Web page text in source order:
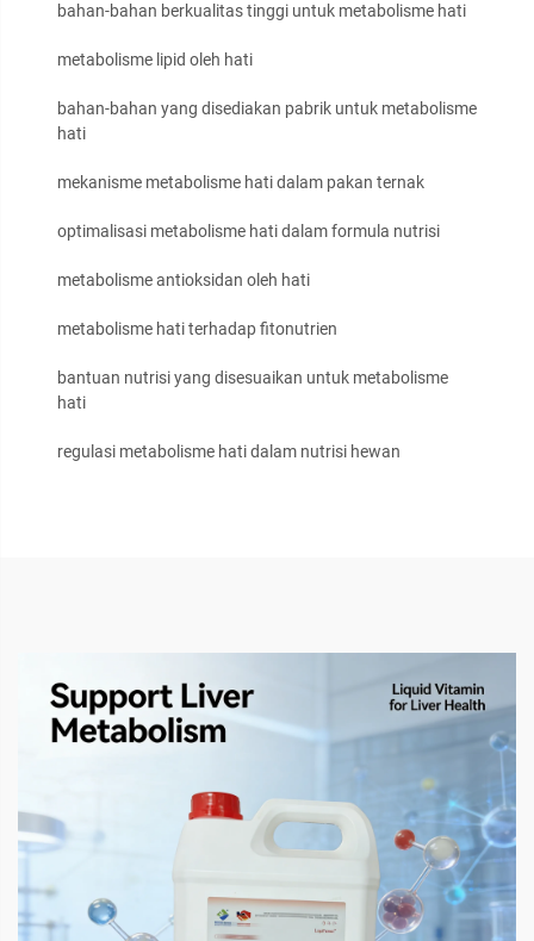
bahan-bahan berkualitas tinggi untuk metabolisme hati
metabolisme lipid oleh hati
bahan-bahan yang disediakan pabrik untuk metabolisme
hati
mekanisme metabolisme hati dalam pakan ternak
optimalisasi metabolisme hati dalam formula nutrisi
metabolisme antioksidan oleh hati
metabolisme hati terhadap fitonutrien
bantuan nutrisi yang disesuaikan untuk metabolisme
hati
regulasi metabolisme hati dalam nutrisi hewan